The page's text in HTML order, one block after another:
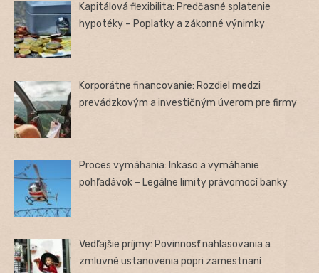
Kapitálová flexibilita: Predčasné splatenie
hypotéky – Poplatky a zákonné výnimky
Korporátne financovanie: Rozdiel medzi
prevádzkovým a investičným úverom pre firmy
Proces vymáhania: Inkaso a vymáhanie
pohľadávok – Legálne limity právomocí banky
Vedľajšie príjmy: Povinnosť nahlasovania a
zmluvné ustanovenia popri zamestnaní